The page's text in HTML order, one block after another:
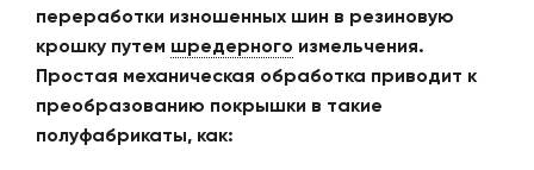
переработки изношенных шин в резиновую
крошку путем шредерного измельчения.
Простая механическая обработка приводит к
преобразованию покрышки в такие
полуфабрикаты, как: